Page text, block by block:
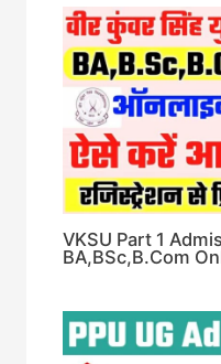
VKSU Part 1
BA,BSc,B.Com